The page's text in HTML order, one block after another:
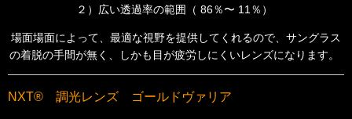
２）広い透過率の範囲（ 86％〜 11％）
場面場面によって、最適な視野を提供してくれるので、サングラス
の着脱の手間が無く、
しかも目が疲労しにくいレンズになります。
NXT® 調光レンズ ゴールドヴァリア